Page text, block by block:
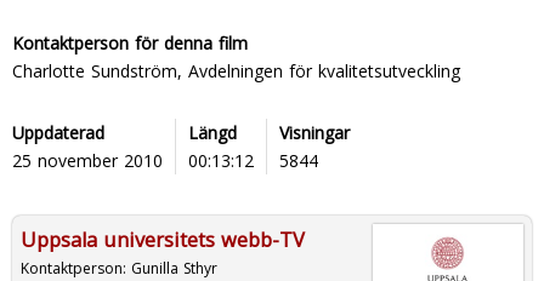
Kontaktperson för denna film
Charlotte Sundström, Avdelningen för kvalitetsutveckling
Uppdaterad
25 november 2010
Längd
00:13:12
Visningar
5844
Uppsala universitets webb-TV
Kontaktperson: Gunilla Sthyr